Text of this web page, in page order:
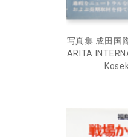
写真集 成田国
ARITA